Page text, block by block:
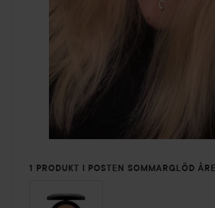
1 PRODUKT I POSTEN SOMMARGLÖD